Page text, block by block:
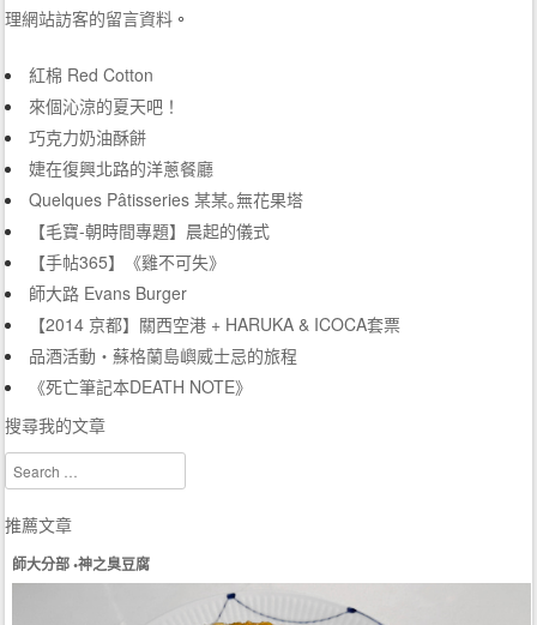
理網站訪客的留言資料 。
紅棉 Red Cotton
來個沁涼的夏天吧！
巧克力奶油酥餅
婕在復興北路的洋蔥餐廳
Quelques Pâtisseries 某某｡無花果塔
【毛寶-朝時間專題】晨起的儀式
【手帖365】《雞不可失》
師大路 Evans Burger
【2014 京都】關西空港 + HARUKA & ICOCA套票
品酒活動‧蘇格蘭島嶼威士忌的旅程
《死亡筆記本DEATH NOTE》
搜尋我的文章
Search
推薦文章
師大分部 •神之臭豆腐